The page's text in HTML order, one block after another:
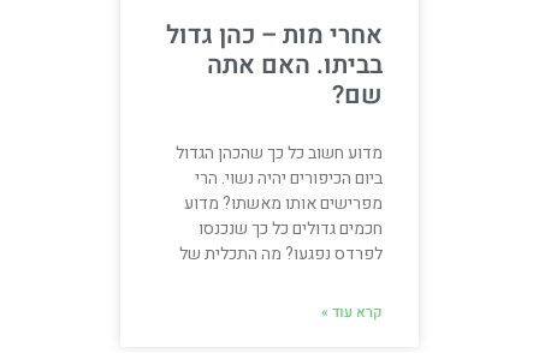
אחרי מות – כהן גדול
בביתו. האם אתה
שם?
מדוע חשוב כל כך שהכהן הגדול
ביום הכיפורים יהיה נשוי. הרי
מפרישים אותו מאשתו? מדוע
חכמים גדולים כל כך שנכנסו
לפרדס נפגעו? מה התכלית של
קרא עוד »